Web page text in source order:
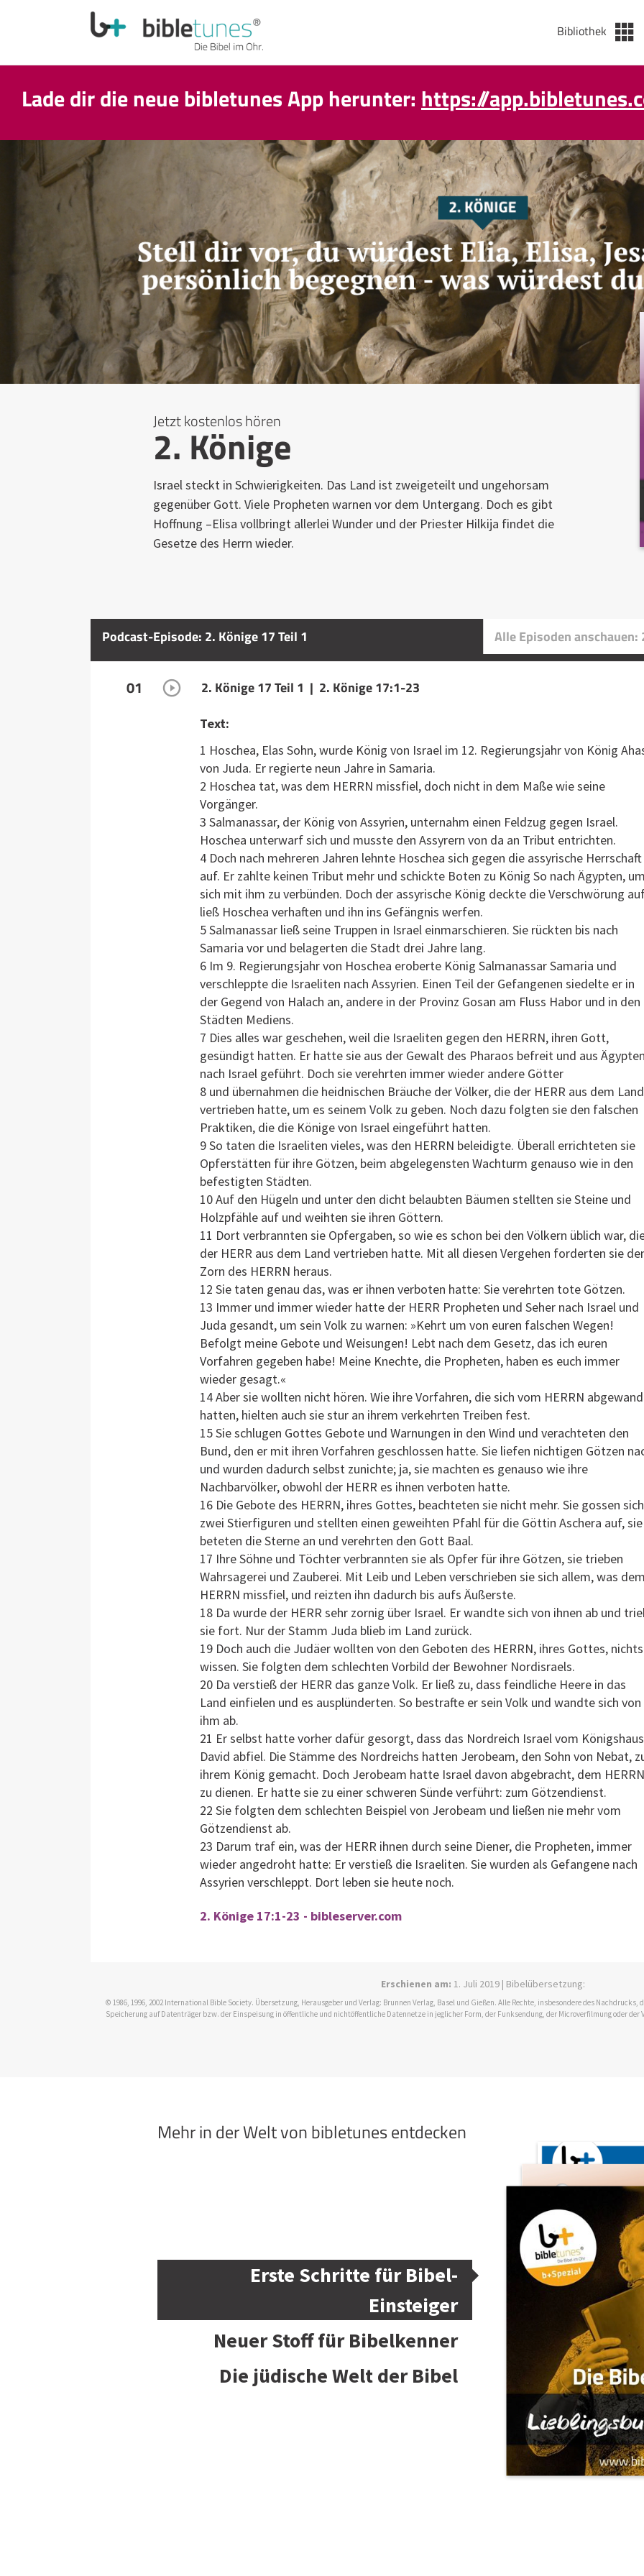
Bibliothek
Lade dir die neue bibletunes App herunter: https://
Jetzt kostenlos hören
2. Könige
Israel steckt in Schwierigkeiten. Das Land ist zweigeteilt und ungehorsam
gegenüber Gott. Viele Propheten warnen vor dem Untergang. Doch es gibt
Hoffnung –Elisa vollbringt allerlei Wunder und der Priester Hilkija findet die
Gesetze des Herrn wieder.
Podcast-Episode: 2. Könige 17 Teil 1 Alle Episoden anschauen:
01 2. Könige 17 Teil 1 | 2. Könige 17:1-23
Text:
1 Hoschea, Elas Sohn, wurde König von Israel im 12. Regierungsjahr von König
von Juda. Er regierte neun Jahre in Samaria.
2 Hoschea tat, was dem HERRN missfiel, doch nicht in dem Maße wie seine
Vorgänger.
3 Salmanassar, der König von Assyrien, unternahm einen Feldzug gegen Israel.
Hoschea unterwarf sich und musste den Assyrern von da an Tribut entrichten.
4 Doch nach mehreren Jahren lehnte Hoschea sich gegen die assyrische Herrschaft
auf. Er zahlte keinen Tribut mehr und schickte Boten zu König So nach Ägypten, um
sich mit ihm zu verbünden. Doch der assyrische König deckte die Verschwörung
ließ Hoschea verhaften und ihn ins Gefängnis werfen.
5 Salmanassar ließ seine Truppen in Israel einmarschieren. Sie rückten bis nach
Samaria vor und belagerten die Stadt drei Jahre lang.
6 Im 9. Regierungsjahr von Hoschea eroberte König Salmanassar Samaria und
verschleppte die Israeliten nach Assyrien. Einen Teil der Gefangenen siedelte er in
der Gegend von Halach an, andere in der Provinz Gosan am Fluss Habor und in den
Städten Mediens.
7 Dies alles war geschehen, weil die Israeliten gegen den HERRN, ihren Gott,
gesündigt hatten. Er hatte sie aus der Gewalt des Pharaos befreit und aus Ägypten
nach Israel geführt. Doch sie verehrten immer wieder andere Götter
8 und übernahmen die heidnischen Bräuche der Völker, die der HERR aus dem Land
vertrieben hatte, um es seinem Volk zu geben. Noch dazu folgten sie den falschen
Praktiken, die die Könige von Israel eingeführt hatten.
9 So taten die Israeliten vieles, was den HERRN beleidigte. Überall errichteten sie
Opferstätten für ihre Götzen, beim abgelegensten Wachturm genauso wie in den
befestigten Städten.
10 Auf den Hügeln und unter den dicht belaubten Bäumen stellten sie Steine und
Holzpfähle auf und weihten sie ihren Göttern.
11 Dort verbrannten sie Opfergaben, so wie es schon bei den Völkern üblich war,
der HERR aus dem Land vertrieben hatte. Mit all diesen Vergehen forderten sie
Zorn des HERRN heraus.
12 Sie taten genau das, was er ihnen verboten hatte: Sie verehrten tote Götzen.
13 Immer und immer wieder hatte der HERR Propheten und Seher nach Israel und
Juda gesandt, um sein Volk zu warnen: »Kehrt um von euren falschen Wegen!
Befolgt meine Gebote und Weisungen! Lebt nach dem Gesetz, das ich euren
Vorfahren gegeben habe! Meine Knechte, die Propheten, haben es euch immer
wieder gesagt.«
14 Aber sie wollten nicht hören. Wie ihre Vorfahren, die sich vom HERRN
hatten, hielten auch sie stur an ihrem verkehrten Treiben fest.
15 Sie schlugen Gottes Gebote und Warnungen in den Wind und verachteten den
Bund, den er mit ihren Vorfahren geschlossen hatte. Sie liefen nichtigen Götzen
und wurden dadurch selbst zunichte; ja, sie machten es genauso wie ihre
Nachbarvölker, obwohl der HERR es ihnen verboten hatte.
16 Die Gebote des HERRN, ihres Gottes, beachteten sie nicht mehr. Sie gossen sich
zwei Stierfiguren und stellten einen geweihten Pfahl für die Göttin Aschera auf, sie
beteten die Sterne an und verehrten den Gott Baal.
17 Ihre Söhne und Töchter verbrannten sie als Opfer für ihre Götzen, sie trieben
Wahrsagerei und Zauberei. Mit Leib und Leben verschrieben sie sich allem, was dem
HERRN missfiel, und reizten ihn dadurch bis aufs Äußerste.
18 Da wurde der HERR sehr zornig über Israel. Er wandte sich von ihnen ab und
sie fort. Nur der Stamm Juda blieb im Land zurück.
19 Doch auch die Judäer wollten von den Geboten des HERRN, ihres Gottes, nichts
wissen. Sie folgten dem schlechten Vorbild der Bewohner Nordisraels.
20 Da verstieß der HERR das ganze Volk. Er ließ zu, dass feindliche Heere in das
Land einfielen und es ausplünderten. So bestrafte er sein Volk und wandte sich von
ihm ab.
21 Er selbst hatte vorher dafür gesorgt, dass das Nordreich Israel vom Königshaus
David abfiel. Die Stämme des Nordreichs hatten Jerobeam, den Sohn von Nebat,
ihrem König gemacht. Doch Jerobeam hatte Israel davon abgebracht, dem HERRN
zu dienen. Er hatte sie zu einer schweren Sünde verführt: zum Götzendienst.
22 Sie folgten dem schlechten Beispiel von Jerobeam und ließen nie mehr vom
Götzendienst ab.
23 Darum traf ein, was der HERR ihnen durch seine Diener, die Propheten, immer
wieder angedroht hatte: Er verstieß die Israeliten. Sie wurden als Gefangene nach
Assyrien verschleppt. Dort leben sie heute noch.
2. Könige 17:1-23 - bibleserver.com
Erschienen am: 1. Juli 2019 | Bibelübersetzung:
© 1986, 1996, 2002 International Bible Society. Übersetzung, Herausgeber und Verlag: Brunnen Verlag, Basel und Gießen. Alle Rechte, insbesondere des
Speicherung auf Datenträger bzw. der Einspeisung in öffentliche und nichtöffentliche Datennetze in jeglicher Form, der Funksendung, der Microverfilmung oder
Mehr in der Welt von bibletunes entdecken
Erste Schritte für Bibel-
Einsteiger
Neuer Stoff für Bibelkenner
Die jüdische Welt der Bibel